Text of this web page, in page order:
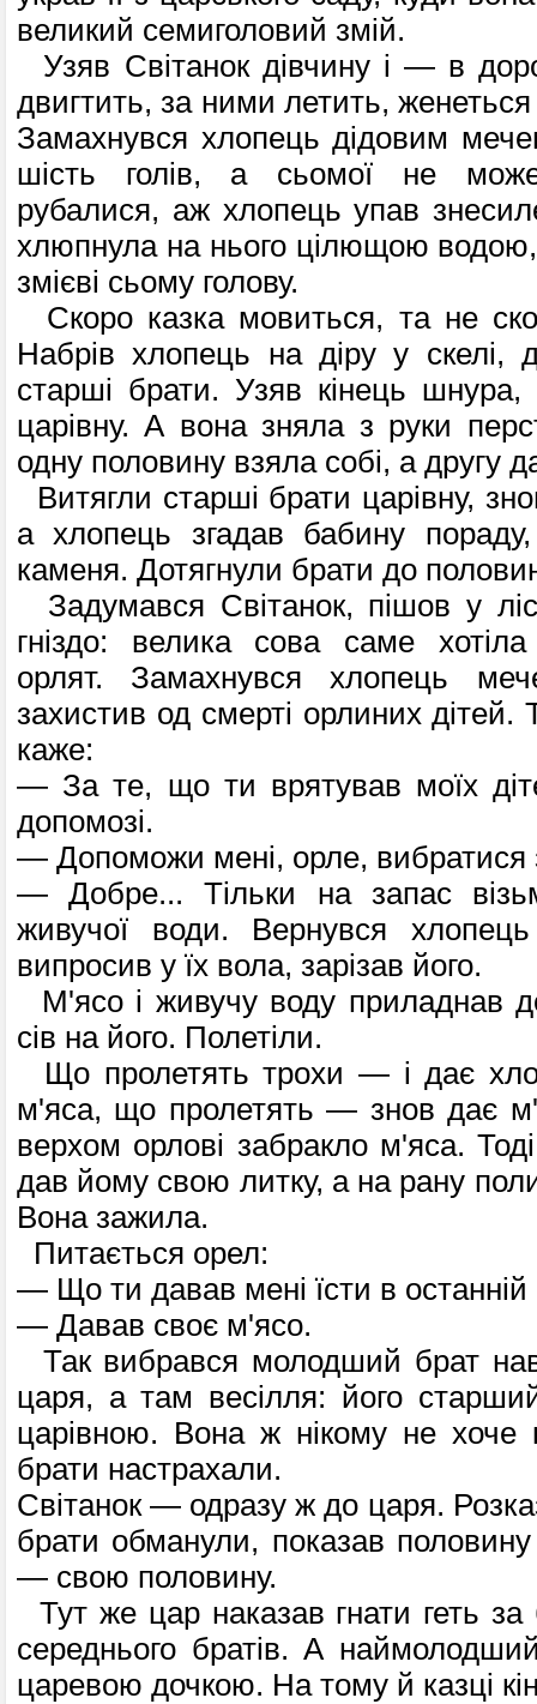
великий семиголовий змій.
Узяв Світанок дівчину і — в
двигтить, за ними летить,
Замахнувся хлопець дідовим
шість голів, а сьомої не
рубалися, аж хлопець упав
хлюпнула на нього цілющою
змієві сьому голову.
Скоро казка мовиться, та не
Набрів хлопець на діру у скелі,
старші брати. Узяв кінець
царівну. А вона зняла з руки
одну половину взяла собі, а другу
Витягли старші брати царівну,
а хлопець згадав бабину
каменя. Дотягнули брати до
Задумався Світанок, пішов у
гніздо: велика сова саме
орлят. Замахнувся хлопець
захистив од смерті орлиних дітей.
каже:
— За те, що ти врятував моїх
допомозі.
— Допоможи мені, орле, вибратися
— Добре... Тільки на запас
живучої води. Вернувся
випросив у їх вола, зарізав його.
М'ясо і живучу воду приладнав
сів на його. Полетіли.
Що пролетять трохи — і дає
м'яса, що пролетять — знов дає
верхом орлові забракло м'яса.
дав йому свою литку, а на рану
Вона зажила.
Питається орел:
— Що ти давав мені їсти в
— Давав своє м'ясо.
Так вибрався молодший брат
царя, а там весілля: його
царівною. Вона ж нікому не хоче
брати настрахали.
Світанок — одразу ж до царя.
брати обманули, показав
— свою половину.
Тут же цар наказав гнати геть
середнього братів. А
царевою дочкою. На тому й казці